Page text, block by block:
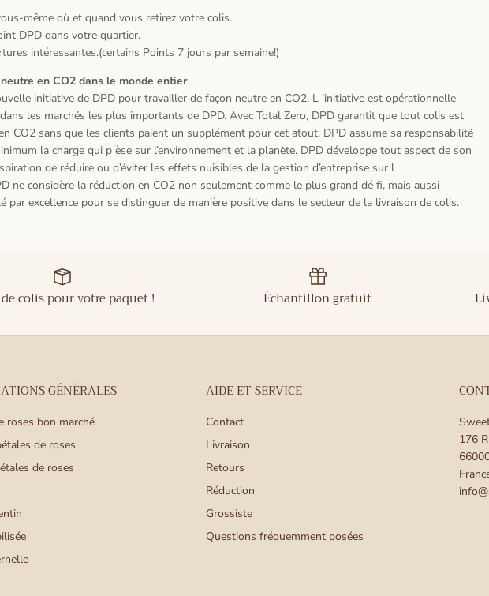
même où et quand vous retirez votre colis.
DPD dans votre quartier.
intéressantes.(certains Points 7 jours par semaine!)
en CO2 dans le monde entier
initiative de DPD pour travailler de façon neutre en CO2. L ’initiative est opérationnelle
les marchés les plus importants de DPD. Avec Total Zero, DPD garantit que tout colis est
CO2 sans que les clients paient un supplément pour cet atout. DPD assume sa responsabilité
la charge qui p èse sur l’environnement et la planète. DPD développe tout aspect de son
de réduire ou d’éviter les effets nuisibles de la gestion d’entreprise sur l
ne considère la réduction en CO2 non seulement comme le plus grand dé fi, mais aussi
é par excellence pour se distinguer de manière positive dans le secteur de la livraison de colis.
colis pour votre paquet ! Échantillon gratuit
GÉNÉRALES
roses bon marché
de roses
de roses
AIDE ET SERVICE
Contact
Livraison
Retours
Réduction
Grossiste
Questions fréquemment posées
176